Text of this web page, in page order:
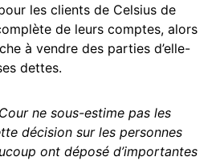
les clients de Celsius de
de leurs comptes, alors
à vendre des parties d’elle-
dettes.
ne sous-estime pas les
décision sur les personnes
ont déposé d’importantes